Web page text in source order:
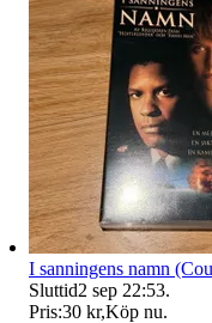
I sanningens namn
Sluttid2 sep 22:53.
Pris:30 kr,Köp nu.